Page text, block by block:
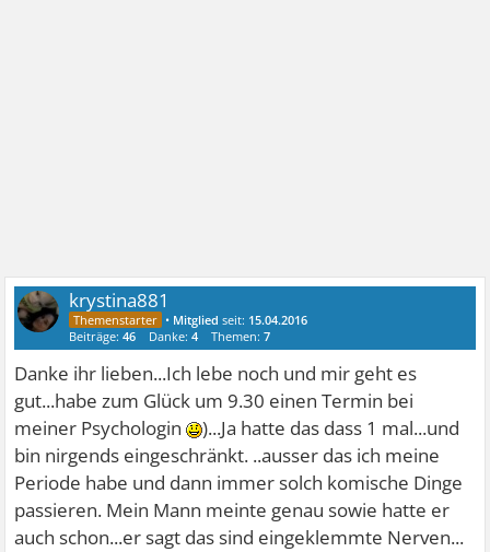
krystina881
• Mitglied seit: 15.04.2016
Beiträge:46 Danke:4 Themen:7
Danke ihr lieben...Ich lebe noch und mir geht es
gut...habe zum Glück um 9.30 einen Termin bei
meiner Psychologin
)...Ja hatte das dass 1 mal...und
bin nirgends eingeschränkt. ..ausser das ich meine
Periode habe und dann immer solch komische Dinge
passieren. Mein Mann meinte genau sowie hatte er
auch schon...er sagt das sind eingeklemmte Nerven...